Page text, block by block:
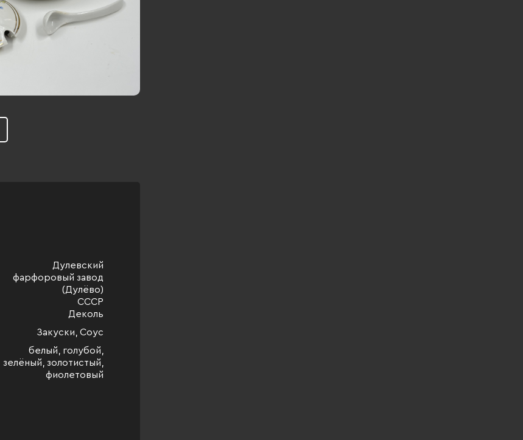
Дулевский
фарфоровый завод
(Дулёво)
СССР
Деколь
Закуски, Соус
белый, голубой,
зелёный, золотистый,
фиолетовый